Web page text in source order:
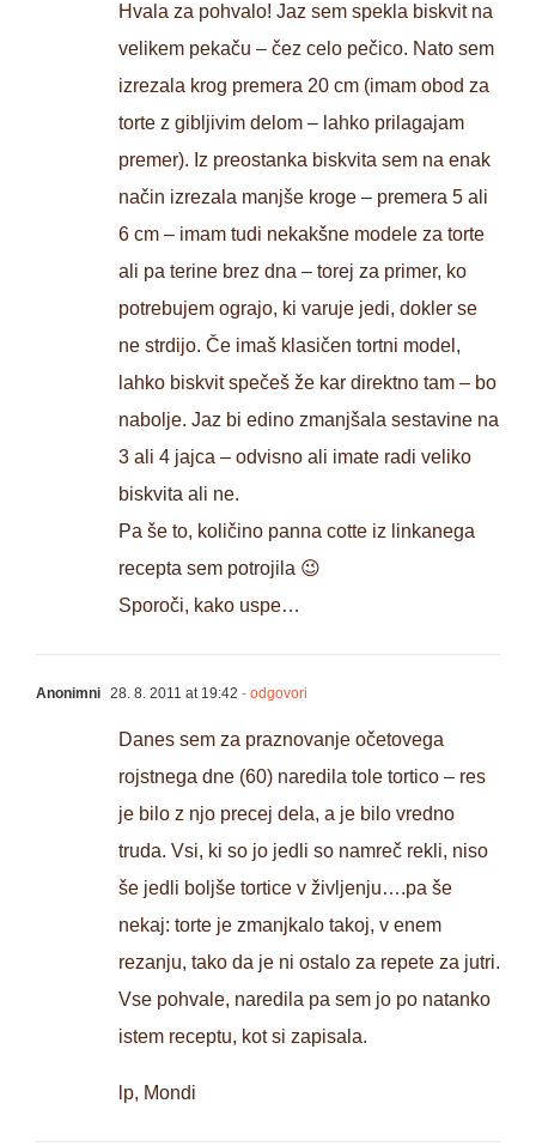
Hvala za pohvalo! Jaz sem spekla biskvit na
velikem pekaču – čez celo pečico. Nato sem
izrezala krog premera 20 cm (imam obod za
torte z gibljivim delom – lahko prilagajam
premer). Iz preostanka biskvita sem na enak
način izrezala manjše kroge – premera 5 ali
6 cm – imam tudi nekakšne modele za torte
ali pa terine brez dna – torej za primer, ko
potrebujem ograjo, ki varuje jedi, dokler se
ne strdijo. Če imaš klasičen tortni model,
lahko biskvit spečeš že kar direktno tam – bo
nabolje. Jaz bi edino zmanjšala sestavine na
3 ali 4 jajca – odvisno ali imate radi veliko
biskvita ali ne.
Pa še to, količino panna cotte iz linkanega
recepta sem potrojila 😉
Sporoči, kako uspe…
Anonimni 28. 8. 2011 at 19:42 - odgovori
Danes sem za praznovanje očetovega
rojstnega dne (60) naredila tole tortico – res
je bilo z njo precej dela, a je bilo vredno
truda. Vsi, ki so jo jedli so namreč rekli, niso
še jedli boljše tortice v življenju….pa še
nekaj: torte je zmanjkalo takoj, v enem
rezanju, tako da je ni ostalo za repete za jutri.
Vse pohvale, naredila pa sem jo po natanko
istem receptu, kot si zapisala.
lp, Mondi